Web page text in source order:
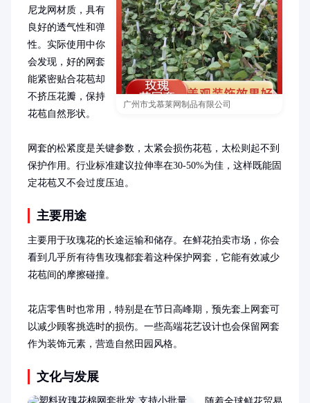
广州市戈慕莱网制品有限公司
尼龙网材质，具有
良好的透气性和弹
性。实际使用中你
会发现，好的网套
能紧密贴合花苞却
不挤压花瓣，保持
花苞自然形状。
网套的松紧度是关键参数，太紧会损伤花苞，太松则起不到
保护作用。行业标准建议拉伸率在30-50%为佳，这样既能固
定花苞又不会过度压迫。
主要用途
主要用于玫瑰花的长途运输和储存。在鲜花拍卖市场，你会
看到几乎所有待售玫瑰都套着这种保护网套，它能有效减少
花苞间的摩擦碰撞。
花店零售时也常用，特别是在节日高峰期，预先套上网套可
以减少顾客挑选时的损伤。一些高端花艺设计也会保留网套
作为装饰元素，营造自然田园风格。
文化与发展